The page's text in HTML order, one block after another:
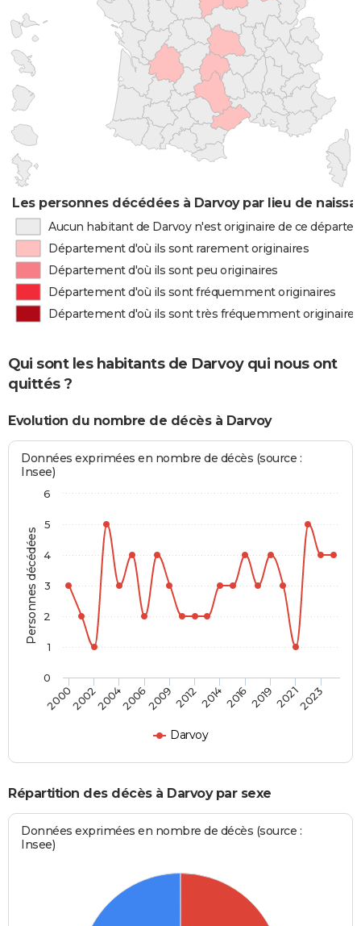
Les personnes décédées à Darvoy par lieu de
Aucun habitant de Darvoy n'est originaire de ce
Département d'où ils sont rarement originaires
Département d'où ils sont peu originaires
Département d'où ils sont fréquemment originaires
Département d'où ils sont très fréquemment originaires
Qui sont les habitants de Darvoy qui nous ont
quittés ?
Evolution du nombre de décès à Darvoy
Personnes décédées
Données exprimées en nombre de décès (source :
Insee)
Darvoy
20002002200420062009201220142016201920212023
0
1
2
3
4
5
6
Répartition des décès à Darvoy par sexe
Données exprimées en nombre de décès (source :
Insee)